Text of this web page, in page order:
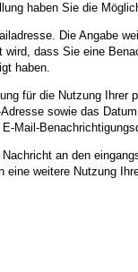
haben Sie die
Die Angabe
dass Sie eine
haben.
für die Nutzung
sowie das
Mail-
an den
weitere Nutzung